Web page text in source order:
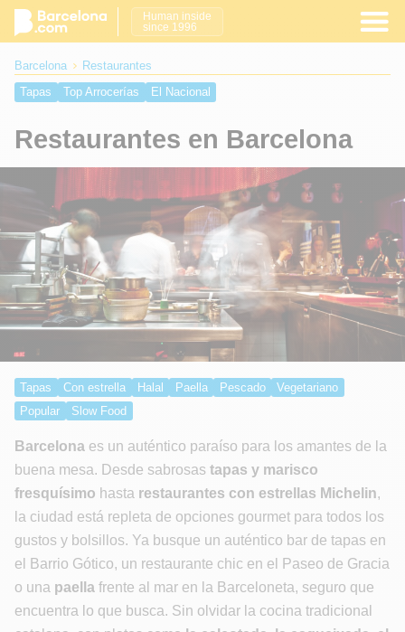
Human inside
since 1996
Barcelona
Restaurantes
Tapas
Top Arrocerías El Nacional
Restaurantes en Barcelona
Tapas Con estrella Halal Paella Pescado
Vegetariano
Popular
Slow Food
Barcelona es un auténtico paraíso para los amantes de la
buena mesa. Desde sabrosas tapas y marisco
fresquísimo hasta restaurantes con estrellas Michelin,
la ciudad está repleta de opciones gourmet para todos los
gustos y bolsillos. Ya busque un auténtico bar de tapas en
el Barrio Gótico, un restaurante chic en el Paseo de Gracia
o una paella frente al mar en la Barceloneta, seguro que
encuentra lo que busca. Sin olvidar la cocina tradicional